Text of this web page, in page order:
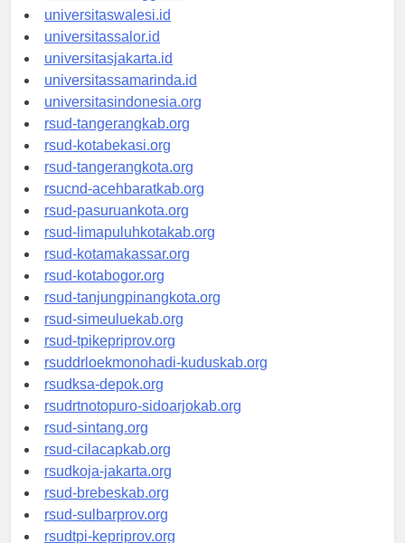
universitaswanggar.id
universitaswalesi.id
universitassalor.id
universitasjakarta.id
universitassamarinda.id
universitasindonesia.org
rsud-tangerangkab.org
rsud-kotabekasi.org
rsud-tangerangkota.org
rsucnd-acehbaratkab.org
rsud-pasuruankota.org
rsud-limapuluhkotakab.org
rsud-kotamakassar.org
rsud-kotabogor.org
rsud-tanjungpinangkota.org
rsud-simeuluekab.org
rsud-tpikepriprov.org
rsuddrloekmonohadi-kuduskab.org
rsudksa-depok.org
rsudrtnotopuro-sidoarjokab.org
rsud-sintang.org
rsud-cilacapkab.org
rsudkoja-jakarta.org
rsud-brebeskab.org
rsud-sulbarprov.org